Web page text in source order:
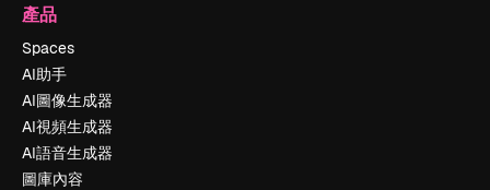
產品
Spaces
AI助手
AI圖像生成器
AI視頻生成器
AI語音生成器
圖庫內容